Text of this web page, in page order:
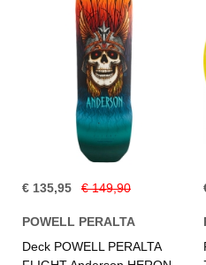
€ 135,95 € 149,90
POWELL PERALTA
Deck POWELL PERALTA